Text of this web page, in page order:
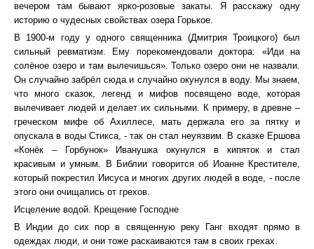
вечером там бывают ярко-розовые закаты. Я расскажу одну
историю о чудесных свойствах озера Горькое.
В 1900-м году у одного священника (Дмитрия Троицкого) был
сильный ревматизм. Ему порекомендовали доктора: «Иди на
солёное озеро и там вылечишься». Только озеро они не назвали.
Он случайно забрёл сюда и случайно окунулся в воду. Мы знаем,
что много сказок, легенд и мифов посвящено воде, которая
вылечивает людей и делает их сильными. К примеру, в древне –
греческом мифе об Ахиллесе, мать держала его за пятку и
опускала в воды Стикса, - так он стал неуязвим. В сказке Ершова
«Конёк – Горбунок» Иванушка окунулся в кипяток и стал
красивым и умным. В Библии говорится об Иоанне Крестителе,
который покрестил Иисуса и многих других людей в воде, - после
этого они очищались от грехов.
Исцеление водой. Крещение Господне
В Индии до сих пор в священную реку Ганг входят прямо в
одеждах люди, и они тоже раскаиваются там в своих грехах.